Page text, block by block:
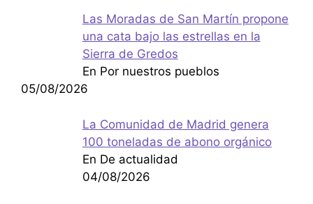
Las Moradas de San Martín propone
una cata bajo las estrellas en la
Sierra de Gredos
En Por nuestros pueblos
05/08/2026
La Comunidad de Madrid genera
100 toneladas de abono orgánico
En De actualidad
04/08/2026